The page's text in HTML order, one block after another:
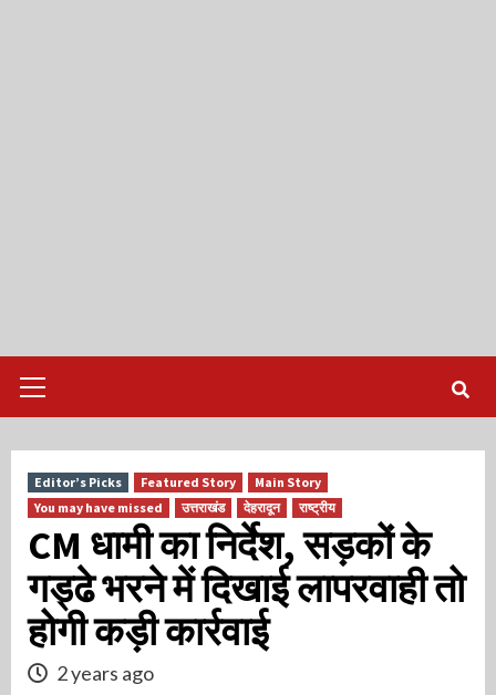
Menu
Editor’s Picks Featured Story
Main Story
You may have missed
उत्तराखंड देहरादून राष्ट्रीय
CM धामी का निर्देश, सड़कों के
गड्ढे भरने में दिखाई लापरवाही तो
होगी कड़ी कार्रवाई
2 years ago